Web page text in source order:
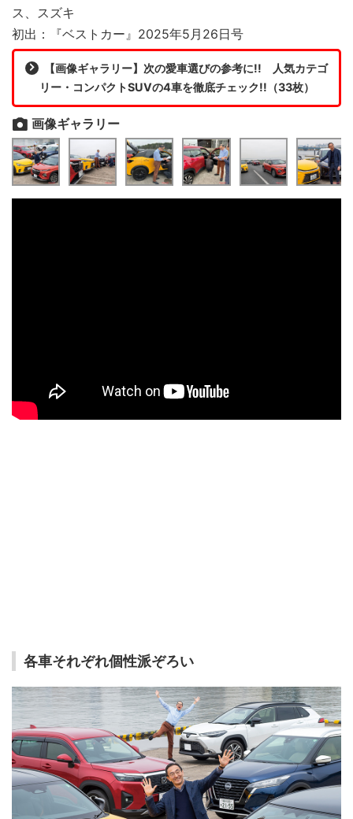
ス、スズキ
初出：『ベストカー』2025年5月26日号
【画像ギャラリー】次の愛車選びの参考に!! 人気カテゴ
リー・コンパクトSUVの4車を徹底チェック!!（33枚）
画像ギャラリー
各車それぞれ個性派ぞろい